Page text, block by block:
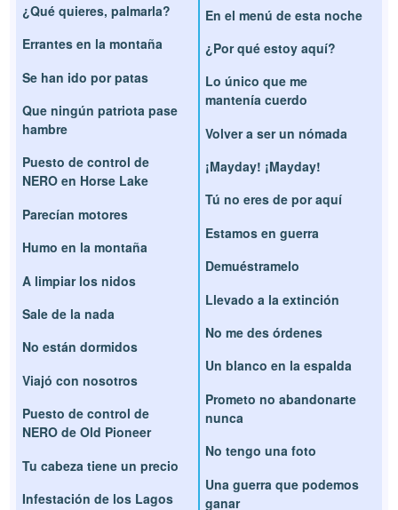
¿Qué quieres, palmarla?
Errantes en la montaña
Se han ido por patas
Que ningún patriota pase
hambre
Puesto de control de
NERO en Horse Lake
Parecían motores
Humo en la montaña
A limpiar los nidos
Sale de la nada
No están dormidos
Viajó con nosotros
Puesto de control de
NERO de Old Pioneer
Tu cabeza tiene un precio
Infestación de los Lagos
En el menú de esta noche
¿Por qué estoy aquí?
Lo único que me
mantenía cuerdo
Volver a ser un nómada
¡Mayday! ¡Mayday!
Tú no eres de por aquí
Estamos en guerra
Demuéstramelo
Llevado a la extinción
No me des órdenes
Un blanco en la espalda
Prometo no abandonarte
nunca
No tengo una foto
Una guerra que podemos
ganar